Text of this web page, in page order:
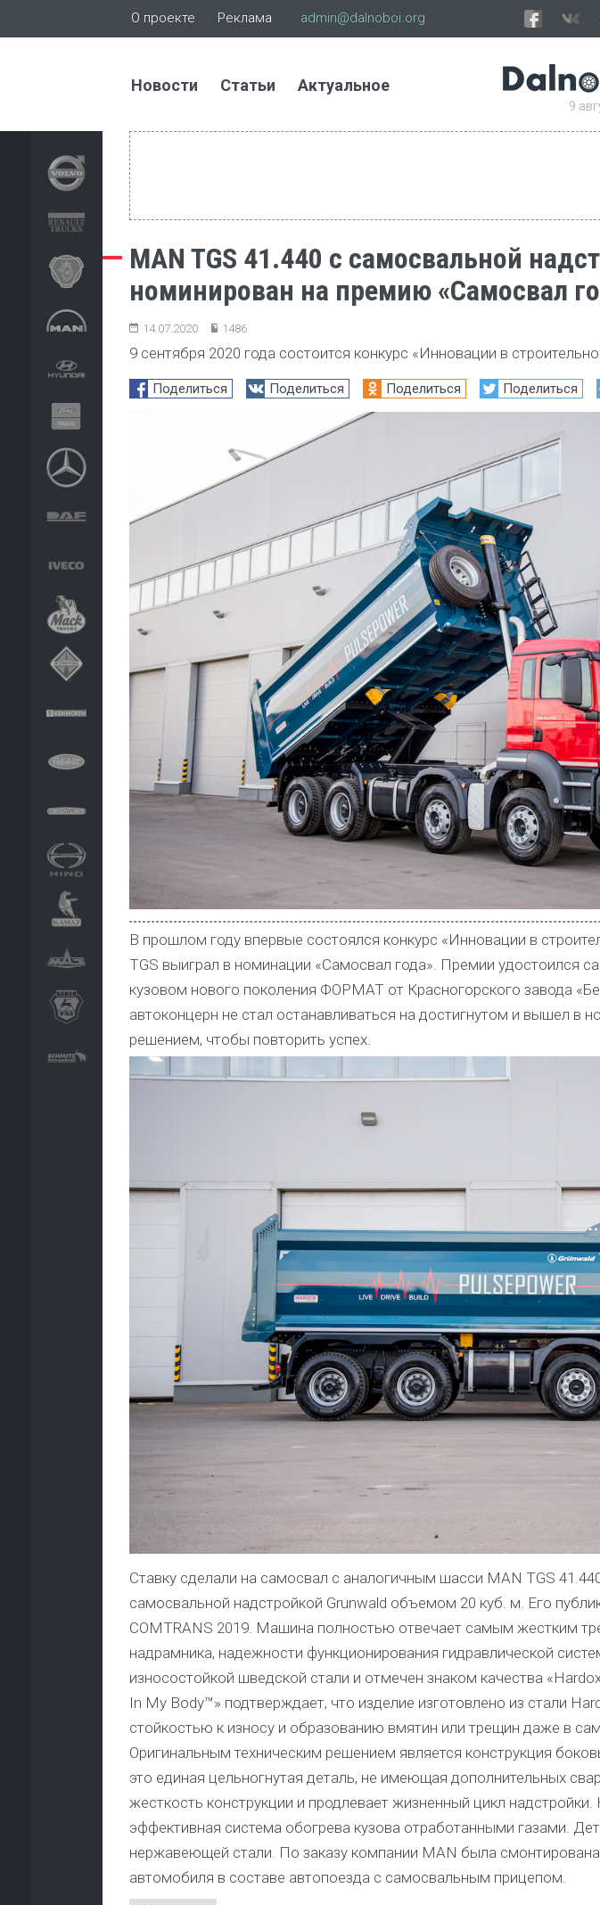
О проекте Реклама admin@dalnoboi.org
Новости Статьи Актуальное
9
MAN TGS 41.440 с самосвальной
номинирован на премию «Самосвал
14.07.2020 1486
9 сентября 2020 года состоится конкурс «Инновации в
Поделиться Поделиться Поделиться Поделиться
В прошлом году впервые состоялся конкурс «Инновации в
TGS выиграл в номинации «Самосвал года». Премии удостоился
кузовом нового поколения ФОРМАТ от Красногорского завода
автоконцерн не стал останавливаться на достигнутом и вышел
решением, чтобы повторить успех.
Ставку сделали на самосвал с аналогичным шасси MAN TGS
самосвальной надстройкой Grunwald объемом 20 куб. м. Его
COMTRANS 2019. Машина полностью отвечает самым жестким
надрамника, надежности функционирования гидравлической
износостойкой шведской стали и отмечен знаком качества
In My Body™» подтверждает, что изделие изготовлено из стали
стойкостью к износу и образованию вмятин или трещин даже в
Оригинальным техническим решением является конструкция
это единая цельногнутая деталь, не имеющая дополнительных
жесткость конструкции и продлевает жизненный цикл
эффективная система обогрева кузова отработанными газами.
нержавеющей стали. По заказу компании MAN была смонтирована
автомобиля в составе автопоезда с самосвальным прицепом.